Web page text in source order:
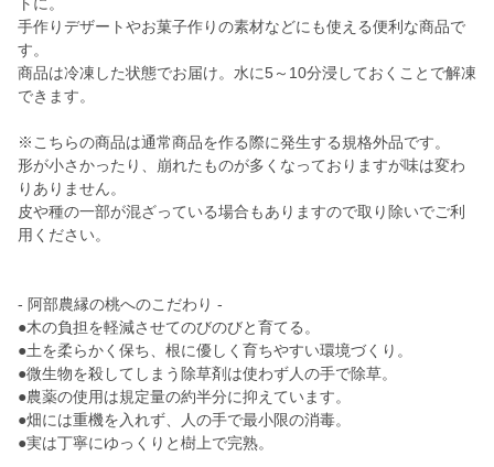
手作りデザートやお菓子作りの素材などにも使える便利な商品で
す。
商品は冷凍した状態でお届け。水に5～10分浸しておくことで解凍
できます。
※こちらの商品は通常商品を作る際に発生する規格外品です。
形が小さかったり、崩れたものが多くなっておりますが味は変わ
りありません。
皮や種の一部が混ざっている場合もありますので取り除いでご利
用ください。
- 阿部農縁の桃へのこだわり -
●木の負担を軽減させてのびのびと育てる。
●土を柔らかく保ち、根に優しく育ちやすい環境づくり。
●微生物を殺してしまう除草剤は使わず人の手で除草。
●農薬の使用は規定量の約半分に抑えています。
●畑には重機を入れず、人の手で最小限の消毒。
●実は丁寧にゆっくりと樹上で完熟。